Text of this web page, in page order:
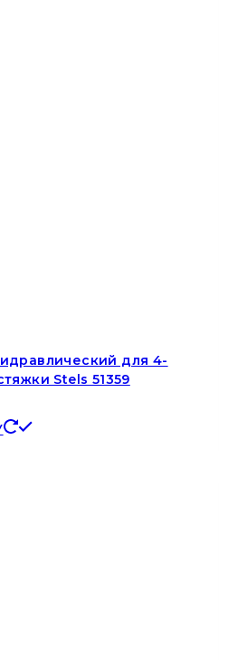
для 4-
Stels 51359